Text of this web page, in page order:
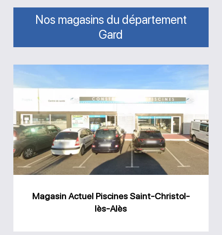
Nos magasins du département
Gard
Actuel
Piscines
Saint-
Christol-
lès-
Alès
Magasin Actuel Piscines Saint-Christol-
lès-Alès